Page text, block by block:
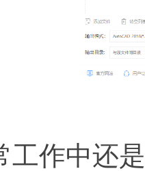
工作中还